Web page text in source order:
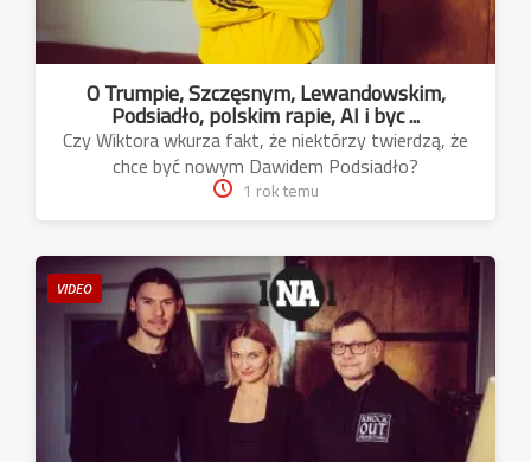
O Trumpie, Szczęsnym, Lewandowskim,
Podsiadło, polskim rapie, AI i byc ...
Czy Wiktora wkurza fakt, że niektórzy twierdzą, że
chce być nowym Dawidem Podsiadło?
1 rok temu
VIDEO